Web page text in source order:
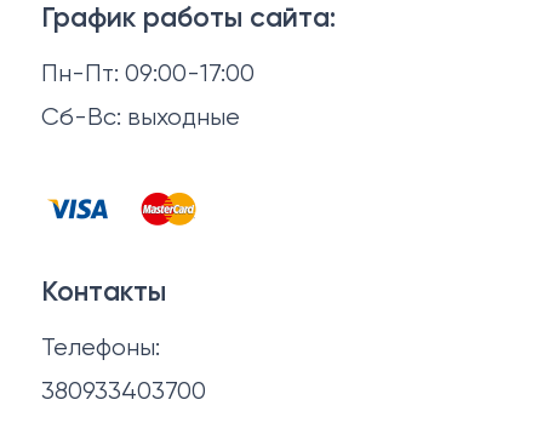
График работы сайта:
Пн-Пт: 09:00-17:00
Сб-Вс: выходные
Макияж
Волосы
Косметика для мужчин
Косметика для маникюра и педикюра
Отзывы
Договор оферты
Политика конфиденциальности
О нас
Контакты
Телефоны:
380933403700